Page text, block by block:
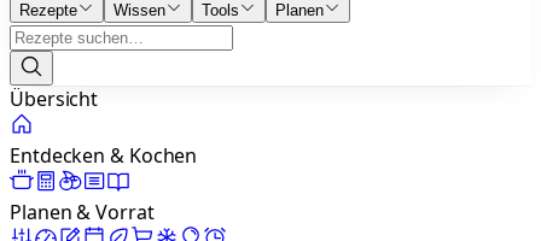
Rezepte Wissen Tools Planen
Übersicht
Entdecken & Kochen
Planen & Vorrat